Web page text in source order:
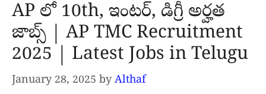
AP లో 10th, ఇంటర్, డిగ్రీ అర్హత
జాబ్స్ | AP TMC Recruitment
2025 | Latest Jobs in Telugu
January 28, 2025 by Althaf